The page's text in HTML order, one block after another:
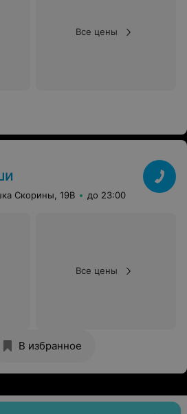
Все цены
Скорины, 19В до 23:00
Все цены
В избранное